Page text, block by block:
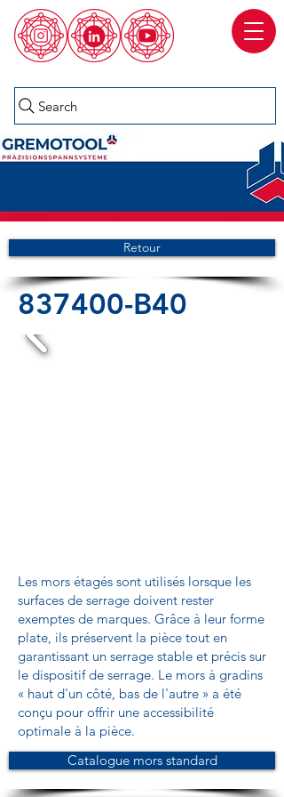
Search
Retour
837400-B40
Les mors étagés sont utilisés lorsque les
surfaces de serrage doivent rester
exemptes de marques. Grâce à leur forme
plate, ils préservent la pièce tout en
garantissant un serrage stable et précis sur
le dispositif de serrage. Le mors à gradins
« haut d'un côté, bas de l'autre » a été
conçu pour offrir une accessibilité
optimale à la pièce.
Catalogue mors standard